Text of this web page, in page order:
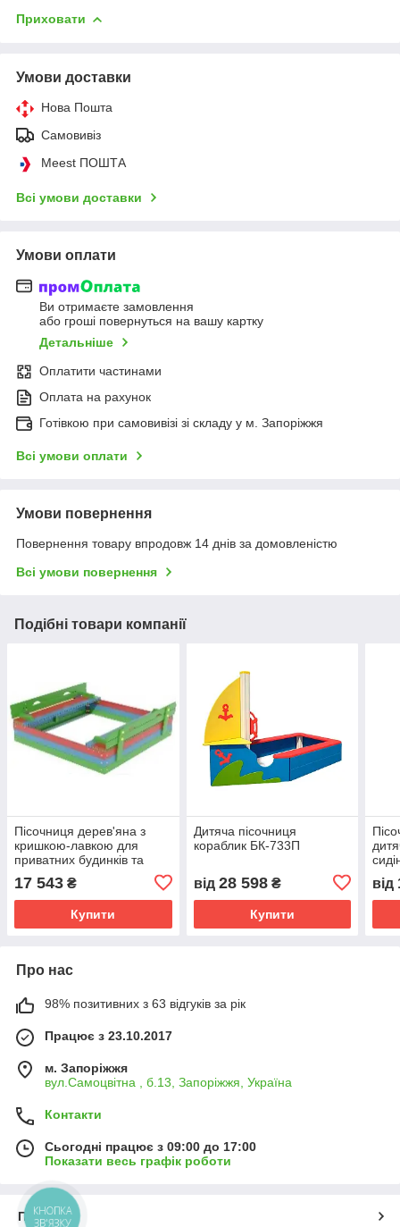
Приховати
Умови доставки
Нова Пошта
Самовивіз
Meest ПОШТА
Всі умови доставки
Умови оплати
Ви отримаєте замовлення
або гроші повернуться на вашу картку
Детальніше
Оплатити частинами
Оплата на рахунок
Готівкою при самовивізі зі складу у м. Запоріжжя
Всі умови оплати
Умови повернення
Повернення товару впродовж 14 днів за домовленістю
Всі умови повернення
Подібні товари компанії
Пісочниця дерев'яна з
кришкою-лавкою для
приватних будинків та
17 543 ₴
Купити
Дитяча пісочниця
кораблик БК-733П
від 28 598₴
Купити
від
Про нас
98% позитивних з 63 відгуків за рік
Працює з 23.10.2017
м. Запоріжжя
вул.Самоцвітна , б.13, Запоріжжя, Україна
Контакти
Сьогодні працює з 09:00 до 17:00
Показати весь графік роботи
Про нас
КНОПКА
ЗВ'ЯЗКУ